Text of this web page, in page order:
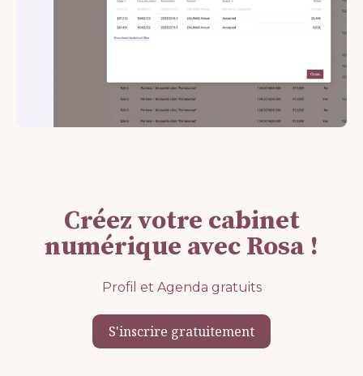
Créez votre cabinet
numérique avec Rosa !
Profil et Agenda gratuits
S'inscrire gratuitement